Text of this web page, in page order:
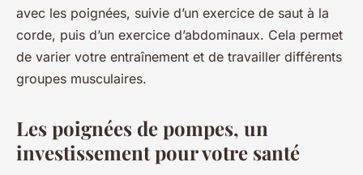
avec les poignées, suivie d’un exercice de saut à la
corde, puis d’un exercice d’abdominaux. Cela permet
de varier votre entraînement et de travailler différents
groupes musculaires.
Les poignées de pompes, un
investissement pour votre santé